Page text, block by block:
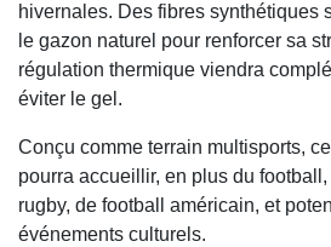
hivernales. Des fibres synthétiques
le gazon naturel pour renforcer sa
régulation thermique viendra
éviter le gel.
Conçu comme terrain multisports,
pourra accueillir, en plus du
rugby, de football américain, et
événements culturels.